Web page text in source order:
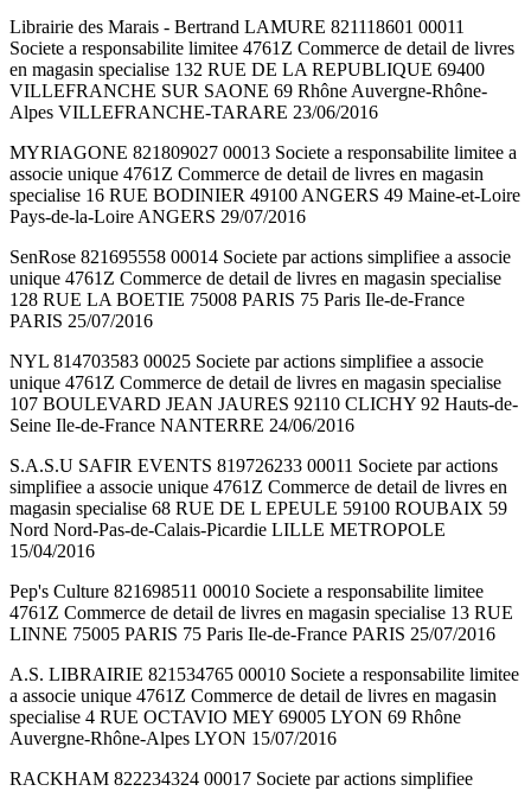
Librairie des Marais - Bertrand LAMURE 821118601 00011
Societe a responsabilite limitee 4761Z Commerce de detail de livres
en magasin specialise 132 RUE DE LA REPUBLIQUE 69400
VILLEFRANCHE SUR SAONE 69 Rhône Auvergne-Rhône-
Alpes VILLEFRANCHE-TARARE 23/06/2016
MYRIAGONE 821809027 00013 Societe a responsabilite limitee a
associe unique 4761Z Commerce de detail de livres en magasin
specialise 16 RUE BODINIER 49100 ANGERS 49 Maine-et-Loire
Pays-de-la-Loire ANGERS 29/07/2016
SenRose 821695558 00014 Societe par actions simplifiee a associe
unique 4761Z Commerce de detail de livres en magasin specialise
128 RUE LA BOETIE 75008 PARIS 75 Paris Ile-de-France
PARIS 25/07/2016
NYL 814703583 00025 Societe par actions simplifiee a associe
unique 4761Z Commerce de detail de livres en magasin specialise
107 BOULEVARD JEAN JAURES 92110 CLICHY 92 Hauts-de-
Seine Ile-de-France NANTERRE 24/06/2016
S.A.S.U SAFIR EVENTS 819726233 00011 Societe par actions
simplifiee a associe unique 4761Z Commerce de detail de livres en
magasin specialise 68 RUE DE L EPEULE 59100 ROUBAIX 59
Nord Nord-Pas-de-Calais-Picardie LILLE METROPOLE
15/04/2016
Pep's Culture 821698511 00010 Societe a responsabilite limitee
4761Z Commerce de detail de livres en magasin specialise 13 RUE
LINNE 75005 PARIS 75 Paris Ile-de-France PARIS 25/07/2016
A.S. LIBRAIRIE 821534765 00010 Societe a responsabilite limitee
a associe unique 4761Z Commerce de detail de livres en magasin
specialise 4 RUE OCTAVIO MEY 69005 LYON 69 Rhône
Auvergne-Rhône-Alpes LYON 15/07/2016
RACKHAM 822234324 00017 Societe par actions simplifiee